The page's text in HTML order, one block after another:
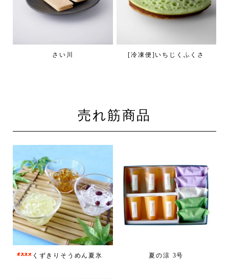
さい川 [冷凍便]いちじくふくさ
売れ筋商品
くずきりそうめん夏氷 夏の涼 3号